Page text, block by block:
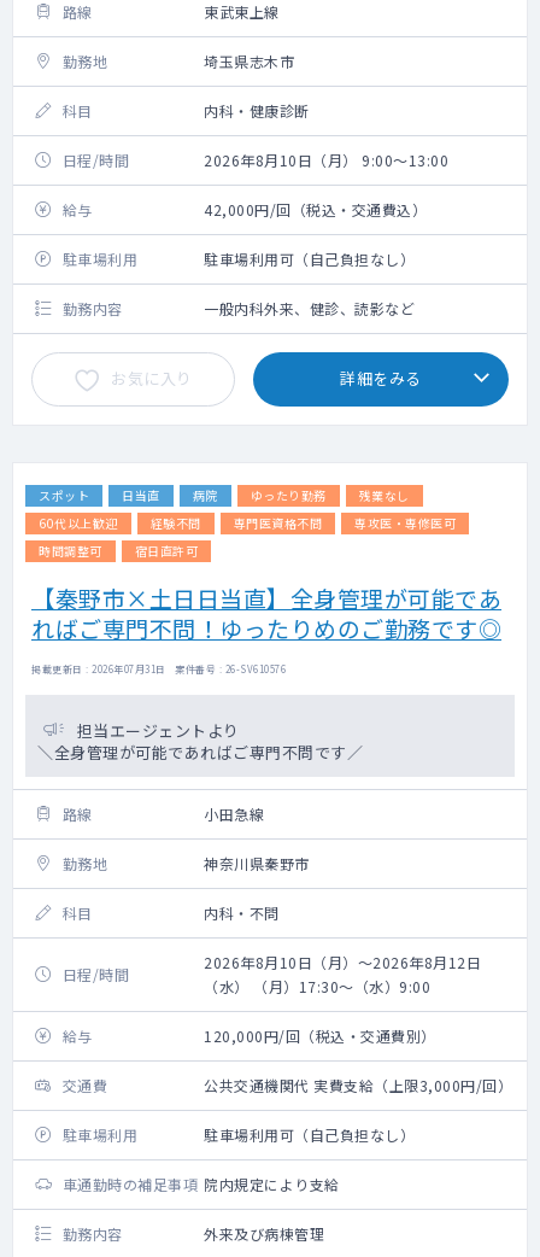
路線 東武東上線
勤務地 埼玉県志木市
科目 内科・健康診断
日程/時間 2026年8月10日（月） 9:00～13:00
給与 42,000円/回（税込・交通費込）
駐車場利用 駐車場利用可（自己負担なし）
勤務内容 一般内科外来、健診、読影など
お気に入り 詳細をみる
スポット 日当直 病院 ゆったり勤務
残業なし
60代以上歓迎
経験不問 専門医資格不問
専攻医・専修医可
時間調整可
宿日直許可
【秦野市×土日日当直】全身管理が可能であ
ればご専門不問！ゆったりめのご勤務です◎
掲載更新日 : 2026年07月31日 案件番号 : 26-SV610576
担当エージェントより
＼全身管理が可能であればご専門不問です／
路線 小田急線
勤務地 神奈川県秦野市
科目 内科・不問
日程/時間
2026年8月10日（月）～2026年8月12日
（水） （月）17:30～（水）9:00
給与 120,000円/回（税込・交通費別）
交通費 公共交通機関代 実費支給（上限3,000円/回）
駐車場利用 駐車場利用可（自己負担なし）
車通勤時の補足事項 院内規定により支給
勤務内容 外来及び病棟管理